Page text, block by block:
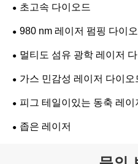
초고속 다이오드
980 nm 레이저 펌핑 다이
멀티도 섬유 광학 레이저
가스 민감성 레이저 다이오
피그 테일이있는 동축 레이
좁은 레이저